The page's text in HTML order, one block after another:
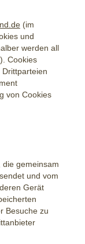
(im
und
werden all
Cookies
von Cookies
die gemeinsam
und vom
Gerät
Besuche zu